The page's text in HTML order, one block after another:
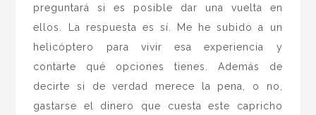
preguntará si es posible dar una vuelta en
ellos. La respuesta es sí. Me he subido a un
helicóptero para vivir esa experiencia y
contarte qué opciones tienes. Además de
decirte si de verdad merece la pena, o no,
gastarse el dinero que cuesta este capricho